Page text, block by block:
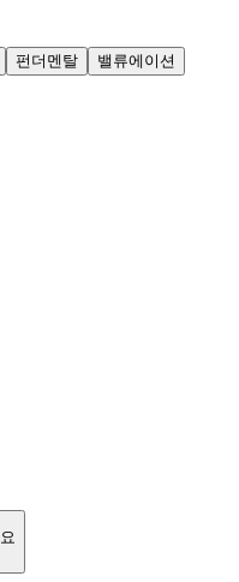
펀더멘탈
밸류에이션